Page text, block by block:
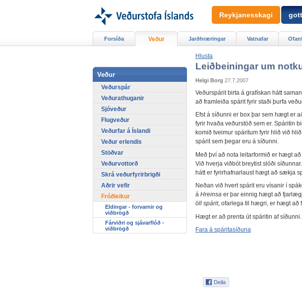
Hlusta
Leiðbeiningar um
Helgi Borg 27.7.2007
Veðurspárit birta á grafískan hátt
að framleiða spárit fyrir staði þurfa
Efst á síðunni er box þar sem hægt er
fyrir hvaða veðurstöð sem er. Spáritin
komið tveimur spáritum fyrir hlið við
spárit sem þegar eru á síðunni.
Með því að nota leitarformið er hægt
Við hverja viðbót breytist slóði
hátt er fyrirhafnarlaust hægt að sækja
Neðan við hvert spárit eru vísanir í
á Hreinsa er þar einnig hægt að
öll spárit, ofarlega til hægri, er hægt að
Hægt er að prenta út spáritin af síðunni.
Fara á spáritasíðuna
Forsíða Veður Jarðhræringar Vatnafar
Veður
Veðurspár
Veðurathuganir
Sjóveður
Flugveður
Veðurfar á Íslandi
Veður erlendis
Stöðvar
Veðurvottorð
Skrá veðurfyrirbrigði
Aðrir vefir
Fróðleikur
Eldingar - forvarnir og
viðbrögð
Fárviðri og sjávarflóð -
viðbrögð
Reykjanesskagi